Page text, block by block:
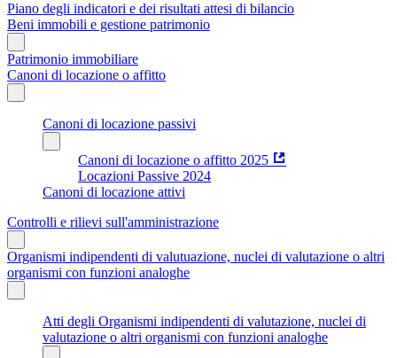
Piano degli indicatori e dei risultati attesi di bilancio
Beni immobili e gestione patrimonio
Patrimonio immobiliare
Canoni di locazione o affitto
Canoni di locazione passivi
Canoni di locazione o affitto 2025
Locazioni Passive 2024
Canoni di locazione attivi
Controlli e rilievi sull'amministrazione
Organismi indipendenti di valutuazione, nuclei di valutazione o altri
organismi con funzioni analoghe
Atti degli Organismi indipendenti di valutazione, nuclei di
valutazione o altri organismi con funzioni analoghe